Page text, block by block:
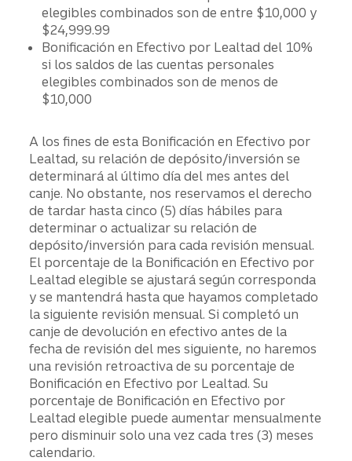
elegibles combinados son de entre $10,000 y
$24,999.99
Bonificación en Efectivo por Lealtad del 10%
si los saldos de las cuentas personales
elegibles combinados son de menos de
$10,000
A los fines de esta Bonificación en Efectivo por
Lealtad, su relación de depósito/inversión se
determinará al último día del mes antes del
canje. No obstante, nos reservamos el derecho
de tardar hasta cinco (5) días hábiles para
determinar o actualizar su relación de
depósito/inversión para cada revisión mensual.
El porcentaje de la Bonificación en Efectivo por
Lealtad elegible se ajustará según corresponda
y se mantendrá hasta que hayamos completado
la siguiente revisión mensual. Si completó un
canje de devolución en efectivo antes de la
fecha de revisión del mes siguiente, no haremos
una revisión retroactiva de su porcentaje de
Bonificación en Efectivo por Lealtad. Su
porcentaje de Bonificación en Efectivo por
Lealtad elegible puede aumentar mensualmente
pero disminuir solo una vez cada tres (3) meses
calendario.